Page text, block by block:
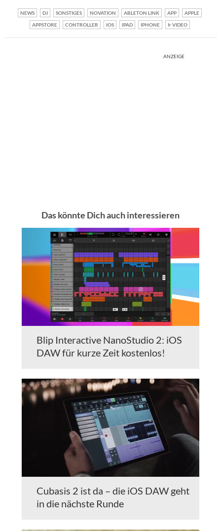
NEWS DJ SONSTIGES NOVATION ABLETON LINK APP
APPLE
APPSTORE
CONTROLLER IOS IPAD IPHONE VIDEO
ANZEIGE
Das könnte Dich auch interessieren
Blip Interactive NanoStudio 2: iOS
DAW für kurze Zeit kostenlos!
Cubasis 2 ist da – die iOS DAW geht
in die nächste Runde